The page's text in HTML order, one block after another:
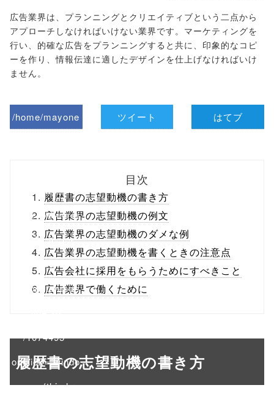
広告業界は、プランニングとクリエイティブという二点から
アプローチしなければいけない業界です。マーケティングを
行い、的確な広告をプランニングすると共に、印象的なコピ
ーを作り、情報伝達に適したデザインを仕上げなければいけ
ません。
/home/mayone
ml/wp-
content/themes
/tapbiz_theme/
parts/sns-
buttons.php on
/1074495"
onclick="windo
w.open(this.hre
ツイート はてブ
目次
履歴書の志望動機の書き方
広告業界の志望動機の例文
広告業界の志望動機のダメな例
広告業界の志望動機を書くときの注意点
広告会社に採用をもらうためにすべきこと
広告業界で働くために
履歴書の志望動機の書き方